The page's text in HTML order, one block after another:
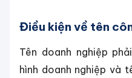
Điều kiện về tên
Tên doanh nghiệp
hình doanh nghiệp và